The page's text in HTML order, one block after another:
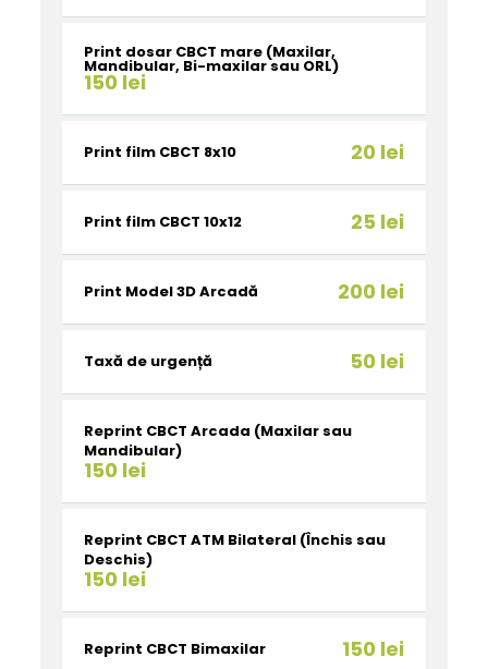
Print dosar CBCT mare (Maxilar,
Mandibular, Bi-maxilar sau ORL)
150 lei
Print film CBCT 8x10 20 lei
Print film CBCT 10x12 25 lei
Print Model 3D Arcadă 200 lei
Taxă de urgență 50 lei
Reprint CBCT Arcada (Maxilar sau
Mandibular)
150 lei
Reprint CBCT ATM Bilateral (Închis sau
Deschis)
150 lei
Reprint CBCT Bimaxilar 150 lei